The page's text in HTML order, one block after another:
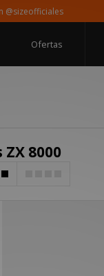
Ofertas
8000